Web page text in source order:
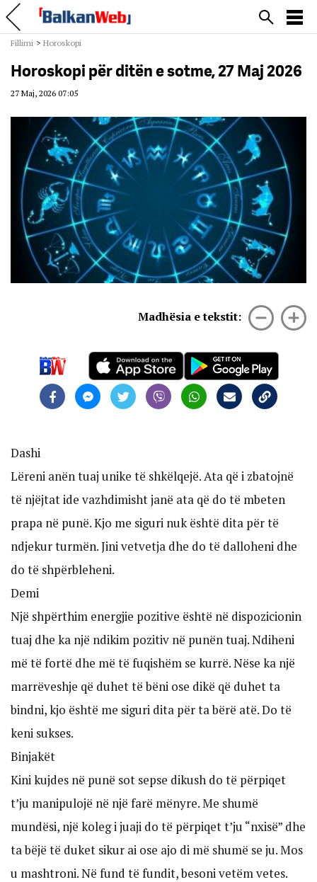
Fillimi > Horoskopi
Horoskopi për ditën e sotme, 27 Maj 2026
27 Maj, 2026 07:05
Madhësia e tekstit:
Dashi
Lëreni anën tuaj unike të shkëlqejë. Ata që i zbatojnë
të njëjtat ide vazhdimisht janë ata që do të mbeten
prapa në punë. Kjo me siguri nuk është dita për të
ndjekur turmën. Jini vetvetja dhe do të dalloheni dhe
do të shpërbleheni.
Demi
Një shpërthim energjie pozitive është në dispozicionin
tuaj dhe ka një ndikim pozitiv në punën tuaj. Ndiheni
më të fortë dhe më të fuqishëm se kurrë. Nëse ka një
marrëveshje që duhet të bëni ose dikë që duhet ta
bindni, kjo është me siguri dita për ta bërë atë. Do të
keni sukses.
Binjakët
Kini kujdes në punë sot sepse dikush do të përpiqet
t’ju manipulojë në një farë mënyre. Me shumë
mundësi, një koleg i juaji do të përpiqet t’ju “nxisë” dhe
ta bëjë të duket sikur ai ose ajo di më shumë se ju. Mos
u mashtroni. Në fund të fundit, besoni vetëm vetes.